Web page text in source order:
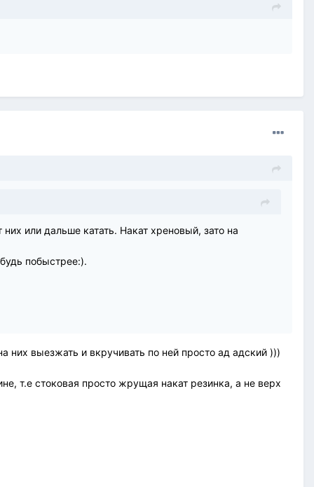
или дальше катать. Накат хреновый, зато на
побыстрее:).
выезжать и вкручивать по ней просто ад адский )))
т.е стоковая просто жрущая накат резинка, а не верх